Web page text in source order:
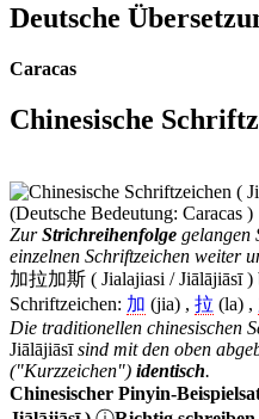
Deutsche
Caracas
Chinesische
ZurStrichreihenfolge gelangen
einzelnen Schriftzeichen weiter
加拉加斯 ( Jialajiasi / Jiālājiāsī )
Schriftzeichen: 加 (jia) , 拉 (la) ,
Die traditionellen chinesischen
Jiālājiāsīsind mit den oben
("Kurzzeichen") identisch.
Chinesischer Pinyin-